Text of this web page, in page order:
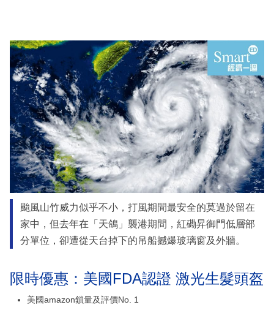
颱風山竹威力似乎不小，打風期間最安全的莫過於留在
家中，但去年在「天鴿」襲港期間，紅磡昇御門低層部
分單位，卻遭從天台掉下的吊船撼爆玻璃窗及外牆。
限時優惠：美國FDA認證 激光生髮頭盔
美國amazon鎖量及評價No. 1